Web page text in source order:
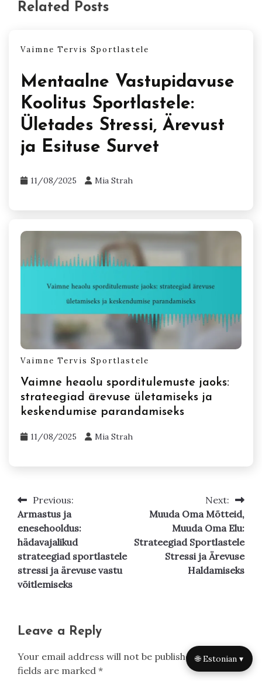
Related Posts
Vaimne Tervis Sportlastele
Mentaalne Vastupidavuse
Koolitus Sportlastele:
Ületades Stressi, Ärevust
ja Esituse Survet
11/08/2025 Mia Strah
Vaimne Tervis Sportlastele
Vaimne heaolu sporditulemuste jaoks:
strateegiad ärevuse ületamiseks ja
keskendumise parandamiseks
11/08/2025 Mia Strah
Post
navigation
Previous:
Armastus ja
enesehooldus:
hädavajalikud
strateegiad sportlastele
stressi ja ärevuse vastu
võitlemiseks
Next:
Muuda Oma Mõtteid,
Muuda Oma Elu:
Strateegiad Sportlastele
Stressi ja Ärevuse
Haldamiseks
Leave a Reply
Your email address will not be published. Required
fields are marked *
🌐 Estonian ▾